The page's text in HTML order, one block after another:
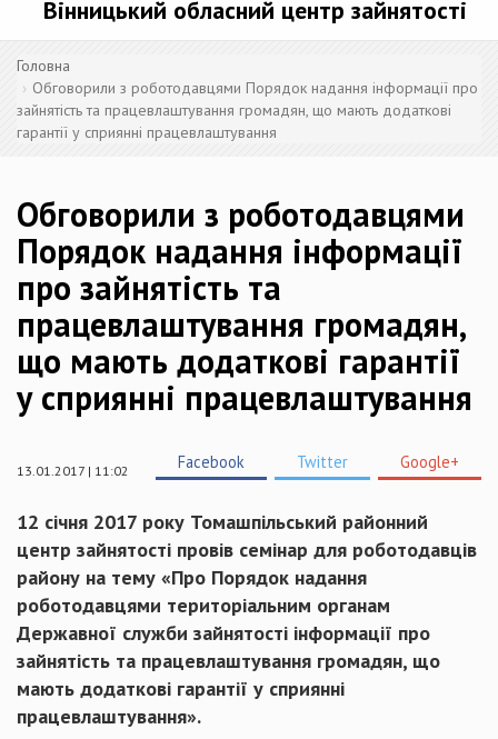
Вінницький обласний центр зайнятості
Головна
Обговорили з роботодавцями Порядок надання інформації про
зайнятість та працевлаштування громадян, що мають додаткові
гарантії у сприянні працевлаштування
Обговорили з роботодавцями
Порядок надання інформації
про зайнятість та
працевлаштування громадян,
що мають додаткові гарантії
у сприянні працевлаштування
13.01.2017 | 11:02 Facebook Twitter Google+
12 січня 2017 року Томашпільський районний
центр зайнятості провів семінар для роботодавців
району на тему «Про Порядок надання
роботодавцями територіальним органам
Державної служби зайнятості інформації про
зайнятість та працевлаштування громадян, що
мають додаткові гарантії у сприянні
працевлаштування».